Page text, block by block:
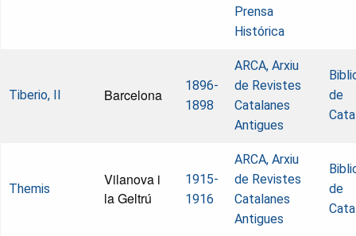
Prensa
Histórica
Tiberio, Il Barcelona
1896-
1898
ARCA, Arxiu
de Revistes
Catalanes
Antigues
de
Themis
Vilanova i
la Geltrú
1915-
1916
ARCA, Arxiu
de Revistes
Catalanes
Antigues
de